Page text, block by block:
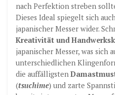
nach Perfektion streben
Dieses Ideal spiegelt sich
japanischer Messer wider.
Kreativität und
japanischer Messer, was sich
unterschiedlichen
die auffälligsten
(tsuchime) und zarte